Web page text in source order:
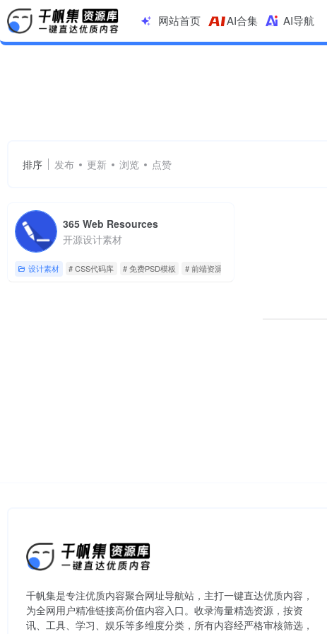
网站首页 AI合集 AI导航
排序 发布 更新 浏览 点赞
365 Web Resources
开源设计素材
设计素材 # CSS代码库 # 免费PSD模板 # 前端资源网站
千帆集是专注优质内容聚合网址导航站，主打一键直达优质内容，
为全网用户精准链接高价值内容入口。​收录海量精选资源，按资
讯、工具、学习、娱乐等多维度分类，所有内容经严格审核筛选，